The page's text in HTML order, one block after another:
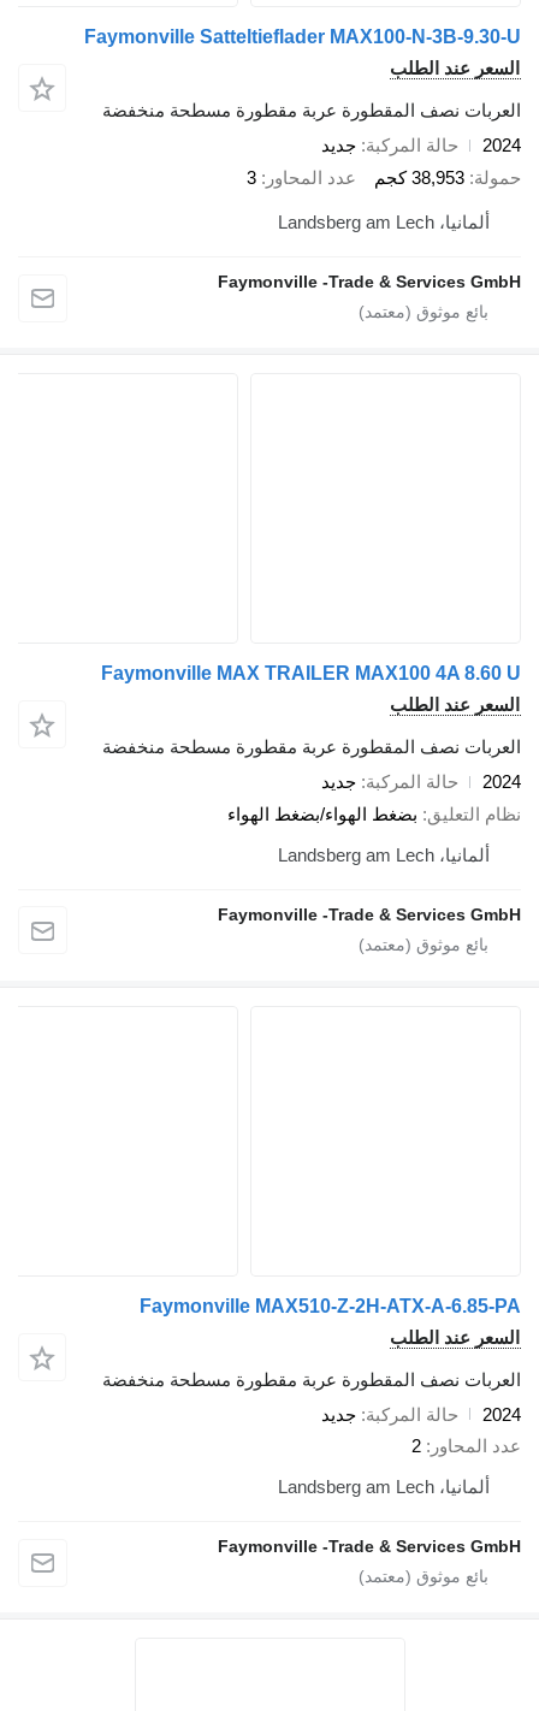
Faymonville Satteltieflader MAX100-N-3B-9.30-U
السعر عند الطلب
العربات نصف المقطورة عربة مقطورة مسطحة منخفضة
2024
حالة المركبة جديد
حمولة 38,953 كجم عدد المحاور 3
ألمانيا، Landsberg am Lech
Faymonville -Trade & Services GmbH
Faymonville MAX TRAILER MAX100 4A 8.60 U
السعر عند الطلب
العربات نصف المقطورة عربة مقطورة مسطحة منخفضة
2024
حالة المركبة جديد
نظام التعليق بضغط الهواء/بضغط الهواء
ألمانيا، Landsberg am Lech
Faymonville -Trade & Services GmbH
Faymonville MAX510-Z-2H-ATX-A-6.85-PA
السعر عند الطلب
العربات نصف المقطورة عربة مقطورة مسطحة منخفضة
2024
حالة المركبة جديد
عدد المحاور
2
ألمانيا، Landsberg am Lech
Faymonville -Trade & Services GmbH